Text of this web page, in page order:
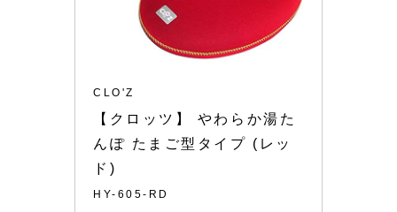
CLO'Z
【クロッツ】 やわらか湯た
んぽ たまご型タイプ (レッ
ド)
HY-605-RD